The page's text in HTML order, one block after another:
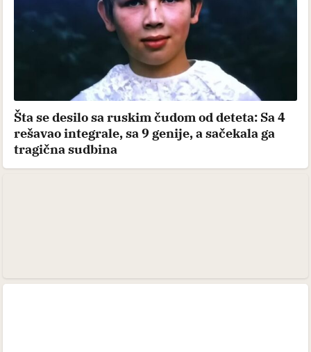
Šta se desilo sa ruskim čudom od deteta: Sa 4
rešavao integrale, sa 9 genije, a sačekala ga
tragična sudbina